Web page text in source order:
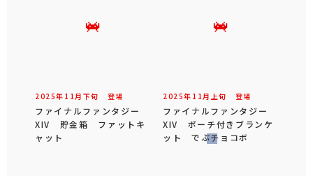
2025年 11 月 下旬 登場
ファイナルファンタジー
XIV 貯金箱 ファットキ
ャット
2025年 11 月 上旬 登場
ファイナルファンタジー
XIV ポーチ付きブランケ
ット でぶチョコボ